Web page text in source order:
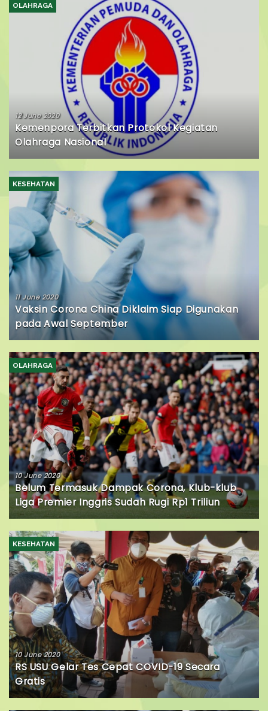
OLAHRAGA
12 June 2020
Kemenpora Terbitkan Protokol Kegiatan
Olahraga Nasional
KESEHATAN
11 June 2020
Vaksin Corona China Diklaim Siap Digunakan
pada Awal September
OLAHRAGA
10 June 2020
Belum Termasuk Dampak Corona, Klub-klub
Liga Premier Inggris Sudah Rugi Rp1 Triliun
KESEHATAN
10 June 2020
RS USU Gelar Tes Cepat COVID-19 Secara
Gratis